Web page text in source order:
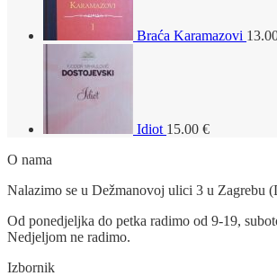
Braća Karamazovi
Idiot 15.00 €
O nama
Nalazimo se u Dežmanovoj ulici 3 u Zagrebu
Od ponedjeljka do petka radimo od 9-19,
Nedjeljom ne radimo.
Izbornik